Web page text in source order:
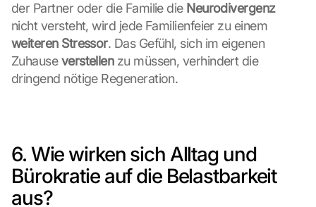
der Partner oder die Familie die Neurodivergenz
weiteren Stressor. Das Gefühl, sich im eigenen
Zuhause verstellen zu müssen, verhindert die
dringend nötige Regeneration.
6. Wie wirken sich Alltag und
Bürokratie auf die Belastbarkeit
aus?